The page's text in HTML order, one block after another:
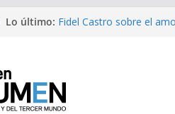
Lo último: Fidel Castro sobre el
Caídas del SEN son
Sindicatos en Dakota del